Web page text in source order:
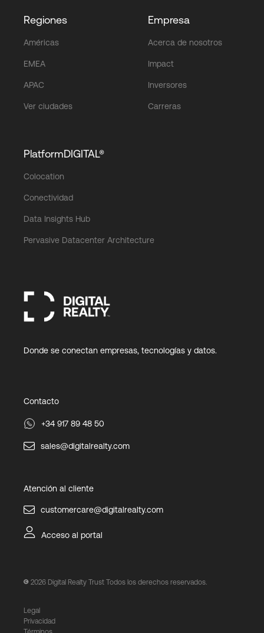
Regiones
Américas
EMEA
APAC
Ver ciudades
Empresa
Acerca de nosotros
Impact
Inversores
Carreras
PlatformDIGITAL®
Colocation
Conectividad
Data Insights Hub
Pervasive Datacenter Architecture
Donde se conectan empresas, tecnologías y datos.
Contacto
+34 917 89 48 50
sales@digitalrealty.com
Atención al cliente
customercare@digitalrealty.com
Acceso al portal
2026 Digital Realty Trust Todos los derechos reservados.
Legal
Privacidad